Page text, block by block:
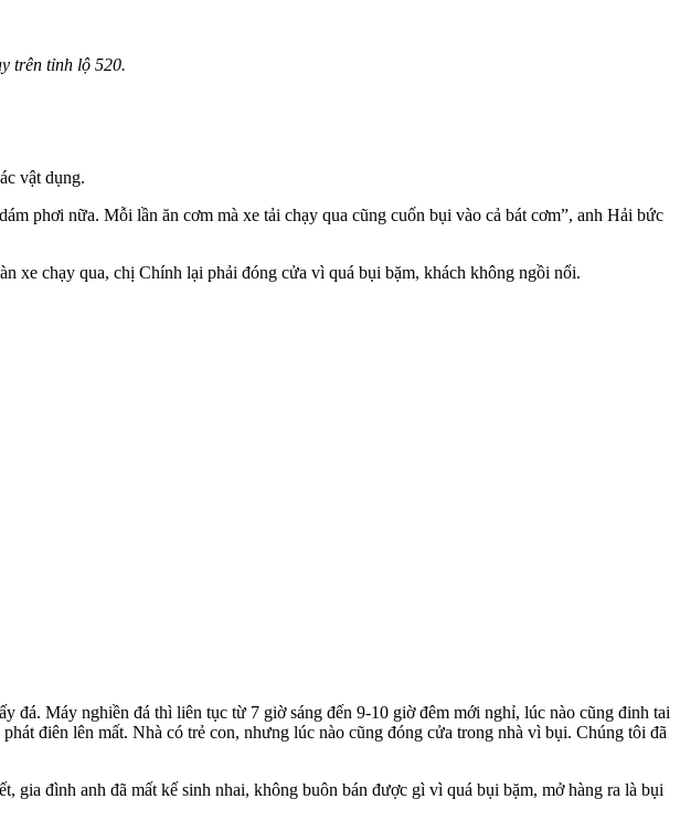
trên tỉnh lộ 520.
vật dụng.
phơi nữa. Mỗi lần ăn cơm mà xe tải chạy qua cũng cuốn bụi vào cả bát cơm”, anh Hải bức
xe chạy qua, chị Chính lại phải đóng cửa vì quá bụi bặm, khách không ngồi nổi.
đá. Máy nghiền đá thì liên tục từ 7 giờ sáng đến 9-10 giờ đêm mới nghỉ, lúc nào cũng đinh tai
điên lên mất. Nhà có trẻ con, nhưng lúc nào cũng đóng cửa trong nhà vì bụi. Chúng tôi đã
gia đình anh đã mất kế sinh nhai, không buôn bán được gì vì quá bụi bặm, mở hàng ra là bụi